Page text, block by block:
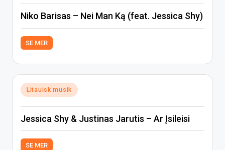
Niko Barisas – Nei Man Ką (feat. Jessica Shy)
SE MER
Posted
in
Litauisk musik
Jessica Shy & Justinas Jarutis – Ar Įsileisi
SE MER